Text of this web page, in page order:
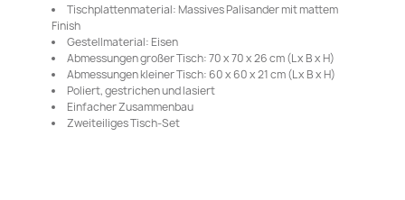
Tischplattenmaterial: Massives Palisander mit mattem
Finish
Gestellmaterial: Eisen
Abmessungen großer Tisch: 70 x 70 x 26 cm (L x B x H)
Abmessungen kleiner Tisch: 60 x 60 x 21 cm (L x B x H)
Poliert, gestrichen und lasiert
Einfacher Zusammenbau
Zweiteiliges Tisch-Set